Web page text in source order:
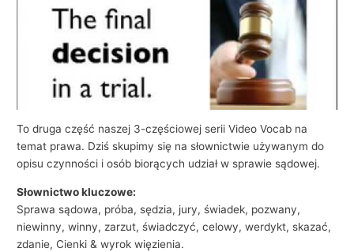
To druga część naszej 3-częściowej serii Video Vocab na
temat prawa. Dziś skupimy się na słownictwie używanym do
opisu czynności i osób biorących udział w sprawie sądowej.
Słownictwo kluczowe:
Sprawa sądowa, próba, sędzia, jury, świadek, pozwany,
niewinny, winny, zarzut, świadczyć, celowy, werdykt, skazać,
zdanie, Cienki & wyrok więzienia.
w
b
i
z
n
e